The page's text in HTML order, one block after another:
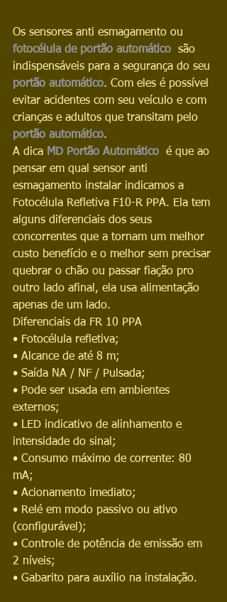
Os sensores anti esmagamento ou
fotocélula de portão automático
são
indispensáveis para a segurança do seu
portão automático. Com eles é possível
evitar acidentes com seu veículo e com
crianças e adultos que transitam pelo
portão automático.
A dica MD Portão Automático
  é que ao
pensar em qual sensor anti
esmagamento instalar indicamos a
Fotocélula Refletiva F10-R PPA. Ela tem
alguns diferenciais dos seus
concorrentes que a tornam um melhor
custo benefício e o melhor sem precisar
quebrar o chão ou passar fiação pro
outro lado afinal, ela usa alimentação
apenas de um lado.
Diferenciais da FR 10 PPA
• Fotocélula refletiva;
• Alcance de até 8 m;
• Saída NA / NF / Pulsada;
• Pode ser usada em ambientes
externos;
• LED indicativo de alinhamento e
intensidade do sinal;
• Consumo máximo de corrente: 80
mA;
• Acionamento imediato;
• Relé em modo passivo ou ativo
(configurável);
• Controle de potência de emissão em
2 níveis;
• Gabarito para auxílio na instalação.